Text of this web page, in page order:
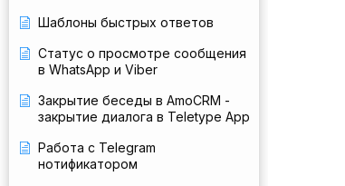
Шаблоны быстрых ответов
Статус о просмотре сообщения
в WhatsApp и Viber
Закрытие беседы в AmoCRM -
закрытие диалога в Teletype App
Работа с Telegram
нотификатором